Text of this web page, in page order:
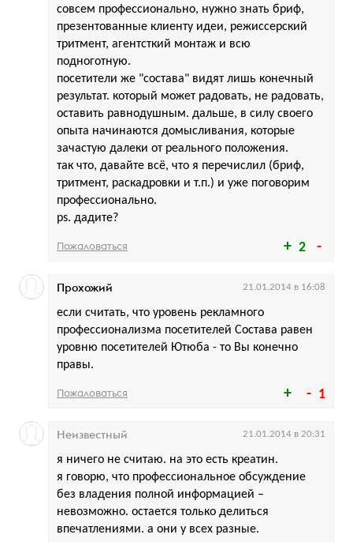
2
совсем профессионально, нужно знать бриф,
презентованные клиенту идеи, режиссерский
тритмент, агентсткий монтаж и всю
подноготную.
посетители же "состава" видят лишь конечный
результат. который может радовать, не радовать,
оставить равнодушным. дальше, в силу своего
опыта начинаются домысливания, которые
зачастую далеки от реального положения.
так что, давайте всё, что я перечислил (бриф,
тритмент, раскадровки и т.п.) и уже поговорим
профессионально.
ps. дадите?
Пожаловаться
1
если считать, что уровень рекламного
профессионализма посетителей Состава равен
уровню посетителей Ютюба - то Вы конечно
правы.
Прохожий 21.01.2014 в 16:08
Пожаловаться
я ничего не считаю. на это есть креатин.
я говорю, что профессиональное обсуждение
без владения полной информацией –
невозможно. остается только делиться
впечатлениями. а они у всех разные.
Неизвестный 21.01.2014 в 20:31